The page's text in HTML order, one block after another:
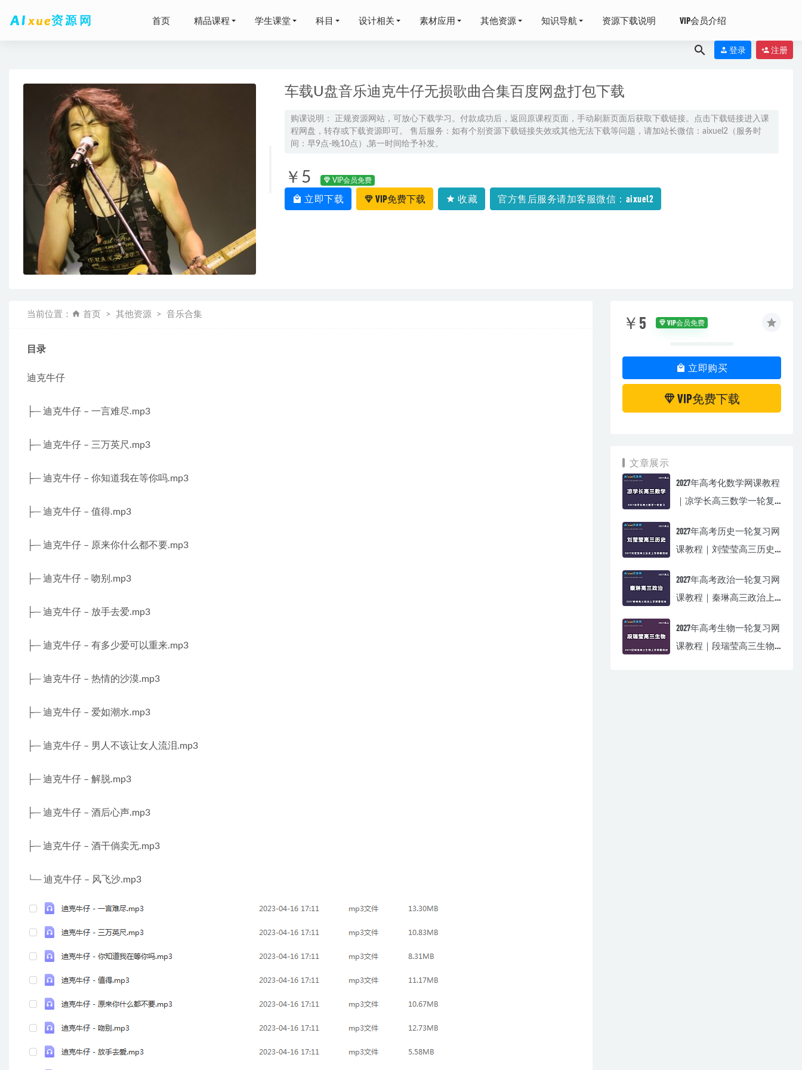
首页 精品课程 学生课堂 科目 设计相关 素材应用 其他资源 知识导航 资源下载说明 VIP会员介绍
登录 注册
车载U盘音乐迪克牛仔无损歌曲合集百度网盘打包下载
购课说明： 正规资源网站，可放心下载学习。付款成功后，返回原课程页面，手动刷新页面后获取下载链接。点击下载链接进入课
程网盘，转存或下载资源即可。 售后服务：如有个别资源下载链接失效或其他无法下载等问题，请加站长微信：aixuel2（服务时
间：早9点-晚10点）,第一时间给予补发。
￥5 VIP会员免费
立即下载 VIP免费下载 收藏 官方售后服务请加客服微信：aixuel2
当前位置： 首页 其他资源 音乐合集
目录
迪克牛仔
├─ 迪克牛仔 – 一言难尽.mp3
├─ 迪克牛仔 – 三万英尺.mp3
├─ 迪克牛仔 – 你知道我在等你吗.mp3
├─ 迪克牛仔 – 值得.mp3
├─ 迪克牛仔 – 原来你什么都不要.mp3
├─ 迪克牛仔 – 吻别.mp3
├─ 迪克牛仔 – 放手去爱.mp3
├─ 迪克牛仔 – 有多少爱可以重来.mp3
├─ 迪克牛仔 – 热情的沙漠.mp3
├─ 迪克牛仔 – 爱如潮水.mp3
├─ 迪克牛仔 – 男人不该让女人流泪.mp3
├─ 迪克牛仔 – 解脱.mp3
├─ 迪克牛仔 – 酒后心声.mp3
├─ 迪克牛仔 – 酒干倘卖无.mp3
└─ 迪克牛仔 – 风飞沙.mp3
￥5 VIP会员免费
立即购买
VIP免费下载
文章展示
2027年高考化数学网课教程
｜凉学长高三数学一轮复
2027年高考历史一轮复习网
课教程｜刘莹莹高三历史
2027年高考政治一轮复习网
课教程｜秦琳高三政治上
2027年高考生物一轮复习网
课教程｜段瑞莹高三生物
2024凉学长高三数学押题课 2024-05-18
2024高二语文网课上学期暑秋班 2024-04-12
教你谈恋爱-两性相处的幸福黄金法则/让你拥有 “零争吵 ”的完美爱情。百度网盘资源打
2024胡婷高三物理a+秋季班24年高考物理一轮复习教程